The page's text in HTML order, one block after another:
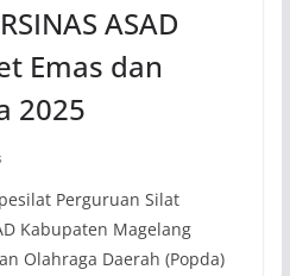
ASAD
Emas dan
2025
Perguruan Silat
Kabupaten Magelang
Olahraga Daerah (Popda)